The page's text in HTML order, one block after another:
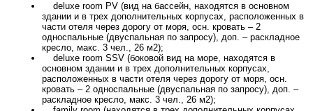
deluxe room PV (вид на бассейн, находятся в основном
здании и в трех дополнительных корпусах, расположенных в
части отеля через дорогу от моря, осн. кровать – 2
односпальные (двуспальная по запросу), доп. – раскладное
кресло, макс. 3 чел., 26 м2);
deluxe room SSV (боковой вид на море, находятся в
основном здании и в трех дополнительных корпусах,
расположенных в части отеля через дорогу от моря, осн.
кровать – 2 односпальные (двуспальная по запросу), доп. –
раскладное кресло, макс. 3 чел., 26 м2);